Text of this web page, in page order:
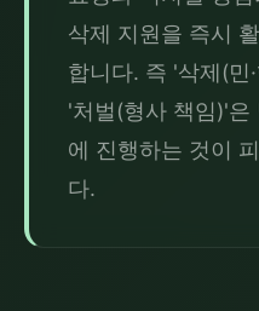
삭제 지원을 즉시
합니다. 즉 '삭제(민
'처벌(형사 책임)'은
에 진행하는 것이
다.